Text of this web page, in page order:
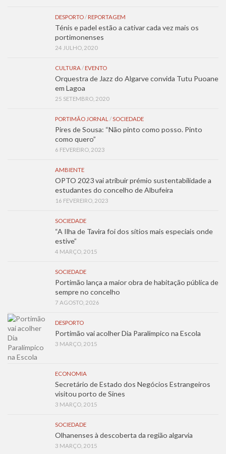
DESPORTO/ REPORTAGEM
Ténis e padel estão a cativar cada vez mais os
portimonenses
24 JULHO, 2020
CULTURA/ EVENTO
Orquestra de Jazz do Algarve convida Tutu Puoane
em Lagoa
25 SETEMBRO, 2020
PORTIMÃO JORNAL /SOCIEDADE
Pires de Sousa: “Não pinto como posso. Pinto
como quero”
6 FEVEREIRO, 2023
AMBIENTE
OPTO 2023 vai atribuir prémio sustentabilidade a
estudantes do concelho de Albufeira
16 FEVEREIRO, 2023
SOCIEDADE
“A Ilha de Tavira foi dos sítios mais especiais onde
estive”
4 MARÇO, 2015
SOCIEDADE
Portimão lança a maior obra de habitação pública de
sempre no concelho
7 AGOSTO, 2026
DESPORTO
Portimão vai acolher Dia Paralímpico na Escola
3 MARÇO, 2015
ECONOMIA
Secretário de Estado dos Negócios Estrangeiros
visitou porto de Sines
3 MARÇO, 2015
SOCIEDADE
Olhanenses à descoberta da região algarvia
3 MARÇO, 2015